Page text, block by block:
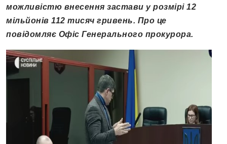
можливістю внесення застави у розмірі 12
мільйонів 112 тисяч гривень. Про це
повідомляє Офіс Генерального прокурора.